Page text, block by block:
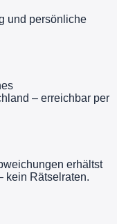
und persönliche
– erreichbar per
erhältst
kein Rätselraten.